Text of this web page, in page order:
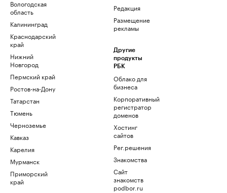
Вологодская
область
Калининград
Краснодарский
край
Нижний
Новгород
Пермский край
Ростов-на-Дону
Татарстан
Тюмень
Черноземье
Кавказ
Карелия
Мурманск
Приморский
край
Редакция
Размещение
рекламы
Другие
продукты
РБК
Облако для
бизнеса
Корпоративный
регистратор
доменов
Хостинг
сайтов
Рег.решения
Знакомства
Сайт
знакомств
podbor.ru